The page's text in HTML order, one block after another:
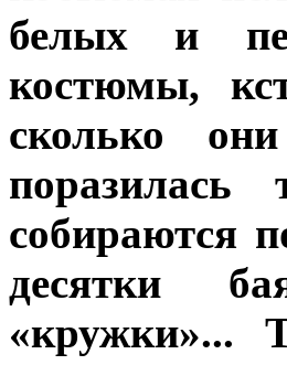
белых и
костюмы,
сколько
собираются
десятки
«кружки»...